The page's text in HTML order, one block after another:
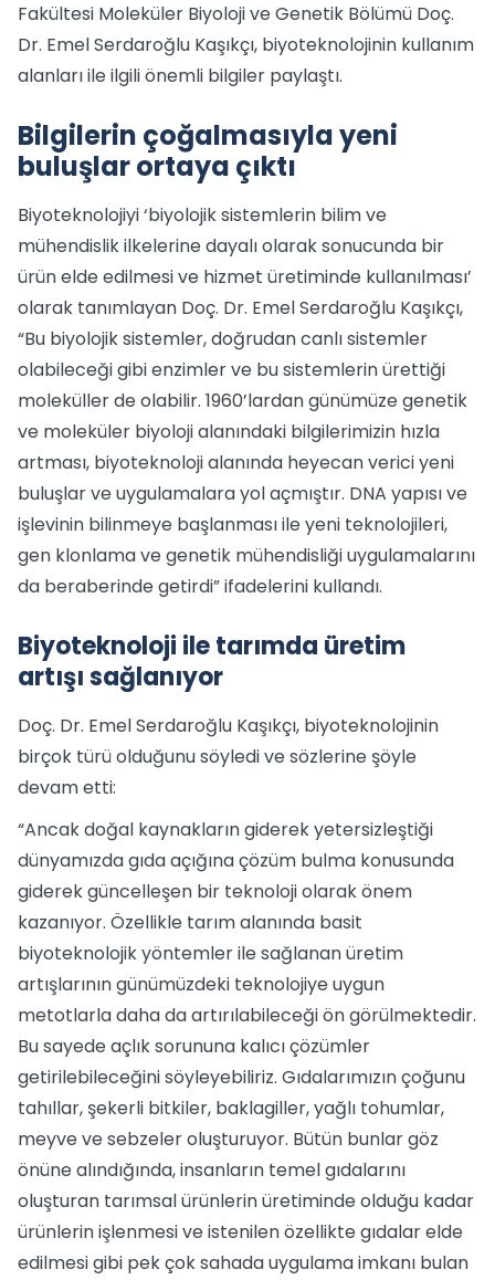
Fakültesi Moleküler Biyoloji ve Genetik Bölümü Doç.
Dr. Emel Serdaroğlu Kaşıkçı, biyoteknolojinin kullanım
alanları ile ilgili önemli bilgiler paylaştı.
Bilgilerin çoğalmasıyla yeni
buluşlar ortaya çıktı
Biyoteknolojiyi ‘biyolojik sistemlerin bilim ve
mühendislik ilkelerine dayalı olarak sonucunda bir
ürün elde edilmesi ve hizmet üretiminde kullanılması’
olarak tanımlayan Doç. Dr. Emel Serdaroğlu Kaşıkçı,
“Bu biyolojik sistemler, doğrudan canlı sistemler
olabileceği gibi enzimler ve bu sistemlerin ürettiği
moleküller de olabilir. 1960’lardan günümüze genetik
ve moleküler biyoloji alanındaki bilgilerimizin hızla
artması, biyoteknoloji alanında heyecan verici yeni
buluşlar ve uygulamalara yol açmıştır. DNA yapısı ve
işlevinin bilinmeye başlanması ile yeni teknolojileri,
gen klonlama ve genetik mühendisliği uygulamalarını
da beraberinde getirdi” ifadelerini kullandı.
Biyoteknoloji ile tarımda üretim
artışı sağlanıyor
Doç. Dr. Emel Serdaroğlu Kaşıkçı, biyoteknolojinin
birçok türü olduğunu söyledi ve sözlerine şöyle
devam etti:
“Ancak doğal kaynakların giderek yetersizleştiği
dünyamızda gıda açığına çözüm bulma konusunda
giderek güncelleşen bir teknoloji olarak önem
kazanıyor. Özellikle tarım alanında basit
biyoteknolojik yöntemler ile sağlanan üretim
artışlarının günümüzdeki teknolojiye uygun
metotlarla daha da artırılabileceği ön görülmektedir.
Bu sayede açlık sorununa kalıcı çözümler
getirilebileceğini söyleyebiliriz. Gıdalarımızın çoğunu
tahıllar, şekerli bitkiler, baklagiller, yağlı tohumlar,
meyve ve sebzeler oluşturuyor. Bütün bunlar göz
önüne alındığında, insanların temel gıdalarını
oluşturan tarımsal ürünlerin üretiminde olduğu kadar
ürünlerin işlenmesi ve istenilen özellikte gıdalar elde
edilmesi gibi pek çok sahada uygulama imkanı bulan